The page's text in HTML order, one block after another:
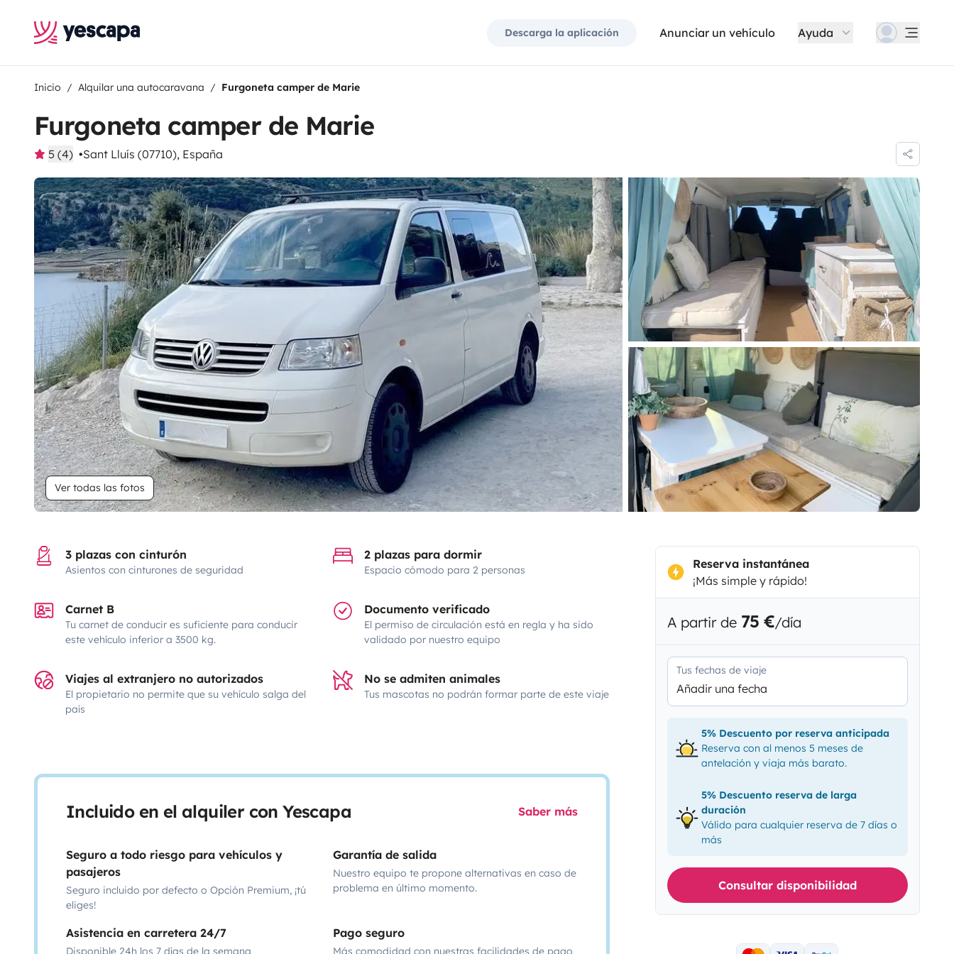
Descarga la aplicación Anunciar un vehículo Ayuda
Inicio Alquilar una autocaravana Furgoneta camper de Marie
Furgoneta camper de Marie
5 (4) Sant Lluís (07710), España
Ver todas las fotos
3 plazas con cinturón
Asientos con cinturones de seguridad
2 plazas para dormir
Espacio cómodo para 2 personas
Carnet B
Tu carnet de conducir es suficiente para conducir
este vehículo inferior a 3500 kg.
Documento verificado
El permiso de circulación está en regla y ha sido
validado por nuestro equipo
Viajes al extranjero no autorizados
El propietario no permite que su vehículo salga del
país
No se admiten animales
Tus mascotas no podrán formar parte de este viaje
Incluido en el alquiler con Yescapa Saber más
Seguro a todo riesgo para vehículos y
pasajeros
Seguro incluido por defecto o Opción Premium, ¡tú
eliges!
Garantía de salida
Nuestro equipo te propone alternativas en caso de
problema en último momento.
Asistencia en carretera 24/7
Disponible 24h los 7 días de la semana
Pago seguro
Más comodidad con nuestras facilidades de pago
Reserva instantánea
¡Más simple y rápido!
A partir de 75 €/día
Tus fechas de viaje
Añadir una fecha
5% Descuento por reserva anticipada
Reserva con al menos 5 meses de
antelación y viaja más barato.
5% Descuento reserva de larga
duración
Válido para cualquier reserva de 7 días o
más
Consultar disponibilidad